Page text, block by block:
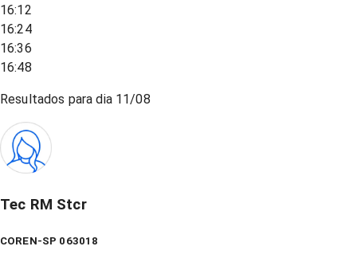
16:12
16:24
16:36
16:48
Resultados para dia 11/08
Tec RM Stcr
COREN-SP 063018